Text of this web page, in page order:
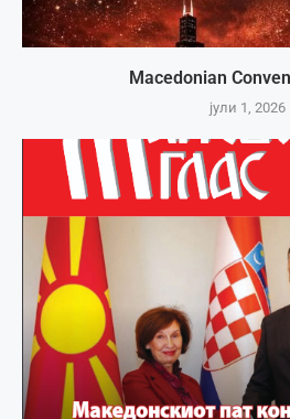
Macedonian
јули 1, 2026